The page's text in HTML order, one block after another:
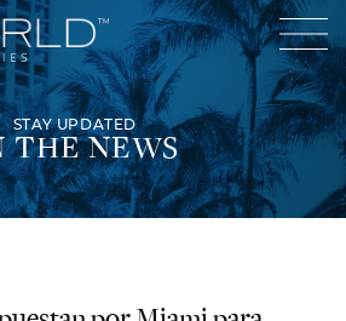
STAY UPDATED
THE NEWS